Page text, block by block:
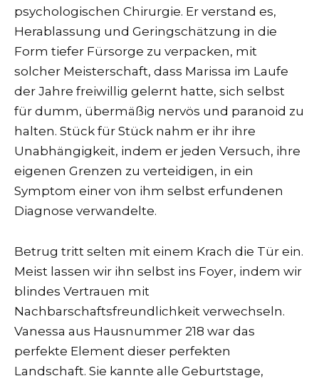
psychologischen Chirurgie. Er verstand es,
Herablassung und Geringschätzung in die
Form tiefer Fürsorge zu verpacken, mit
solcher Meisterschaft, dass Marissa im Laufe
der Jahre freiwillig gelernt hatte, sich selbst
für dumm, übermäßig nervös und paranoid zu
halten. Stück für Stück nahm er ihr ihre
Unabhängigkeit, indem er jeden Versuch, ihre
eigenen Grenzen zu verteidigen, in ein
Symptom einer von ihm selbst erfundenen
Diagnose verwandelte.
Betrug tritt selten mit einem Krach die Tür ein.
Meist lassen wir ihn selbst ins Foyer, indem wir
blindes Vertrauen mit
Nachbarschaftsfreundlichkeit verwechseln.
Vanessa aus Hausnummer 218 war das
perfekte Element dieser perfekten
Landschaft. Sie kannte alle Geburtstage,